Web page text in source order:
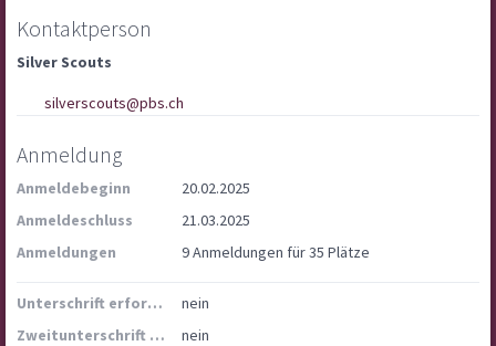
Kontaktperson
Silver Scouts
silverscouts@pbs.ch
Anmeldung
Anmeldebeginn
20.02.2025
Anmeldeschluss
21.03.2025
Anmeldungen
9 Anmeldungen für 35 Plätze
Unterschrift erforderlich
nein
Zweitunterschrift erforderlich
nein